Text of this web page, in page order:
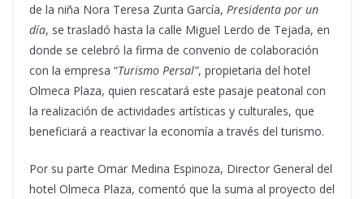
de la niña Nora Teresa Zurita García, Presidenta por un
día, se trasladó hasta la calle Miguel Lerdo de Tejada, en
donde se celebró la firma de convenio de colaboración
con la empresa “Turismo Persal”, propietaria del hotel
Olmeca Plaza, quien rescatará este pasaje peatonal con
la realización de actividades artísticas y culturales, que
beneficiará a reactivar la economía a través del turismo.
Por su parte Omar Medina Espinoza, Director General del
hotel Olmeca Plaza, comentó que la suma al proyecto del